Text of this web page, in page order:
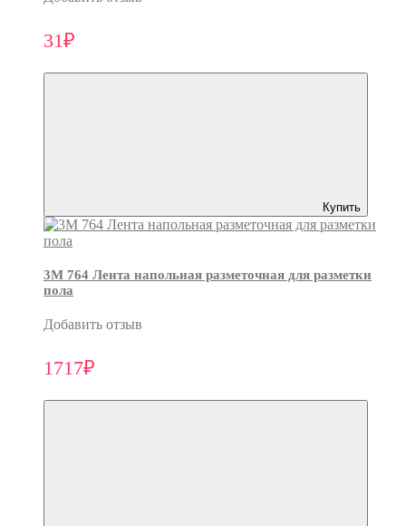
31₽
Купить
3M 764 Лента напольная разметочная для разметки
пола
Добавить отзыв
1717₽